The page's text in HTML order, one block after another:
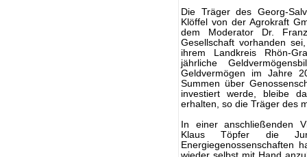
Die Träger des Georg-
Klöffel von der Agrokraft
dem Moderator Dr.
Gesellschaft vorhanden
ihrem Landkreis Rhön-
jährliche
Geldvermögen im Jahre
Summen über
investiert werde, bleibe
erhalten, so die Träger des
In einer anschließenden
Klaus Töpfer die
Energiegenossenschaften